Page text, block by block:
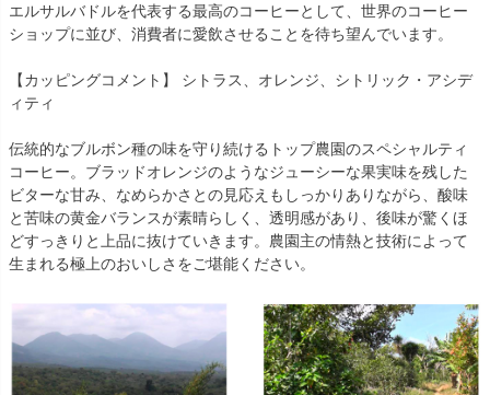
エルサルバドルを代表する最高のコーヒーとして、世界のコーヒー
ショップに並び、消費者に愛飲させることを待ち望んでいます。
【カッピングコメント】 シトラス、オレンジ、シトリック・アシデ
ィティ
伝統的なブルボン種の味を守り続けるトップ農園のスペシャルティ
コーヒー。ブラッドオレンジのようなジューシーな果実味を残した
ビターな甘み、なめらかさとの見応えもしっかりありながら、酸味
と苦味の黄金バランスが素晴らしく、透明感があり、後味が驚くほ
どすっきりと上品に抜けていきます。農園主の情熱と技術によって
生まれる極上のおいしさをご堪能ください。